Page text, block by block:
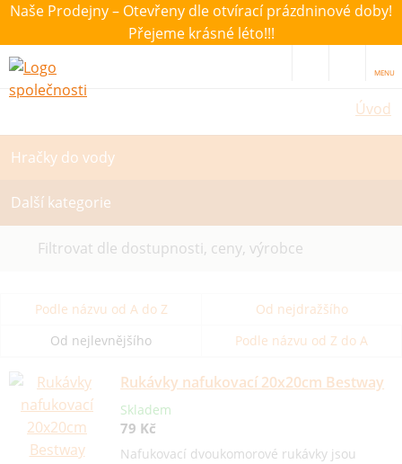
Naše Prodejny – Otevřeny dle otvírací prázdninové doby!
Přejeme krásné léto!!!
MENU
Úvod
Hračky do vody
Další kategorie
Filtrovat dle dostupnosti, ceny, výrobce
Podle názvu od A do Z
Od nejdražšího
Od nejlevnějšího
Podle názvu od Z do A
Rukávky nafukovací 20x20cm Bestway
Skladem
79 Kč
Nafukovací dvoukomorové rukávky jsou